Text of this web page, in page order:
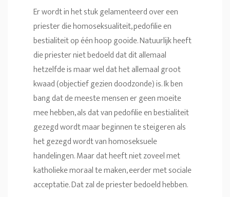
Er wordt in het stuk gelamenteerd over een
priester die homoseksualiteit, pedofilie en
bestialiteit op één hoop gooide. Natuurlijk heeft
die priester niet bedoeld dat dit allemaal
hetzelfde is maar wel dat het allemaal groot
kwaad (objectief gezien doodzonde) is. Ik ben
bang dat de meeste mensen er geen moeite
mee hebben, als dat van pedofilie en bestialiteit
gezegd wordt maar beginnen te steigeren als
het gezegd wordt van homoseksuele
handelingen. Maar dat heeft niet zoveel met
katholieke moraal te maken, eerder met sociale
acceptatie. Dat zal de priester bedoeld hebben.